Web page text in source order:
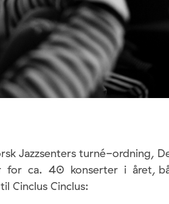
Jazzsenters turné-ordning,
for ca. 40 konserter i året,
Cinclus Cinclus: